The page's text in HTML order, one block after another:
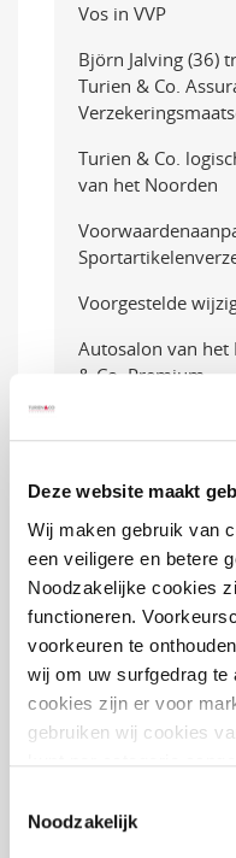
Deze website maakt
Wij maken gebruik van
een veiligere en betere
Noodzakelijke cookies
functioneren.
voorkeuren te
wij om uw surfgedrag
cookies zijn er voor
gebruiken wij cookies
Noodzakelijk
Vos in VVP
Björn Jalving (36)
Turien & Co.
Turien & Co.
van het Noorden
Voorgestelde
Autosalon van
& Co. Premium
Collega in de
van Es
Anoushka
er geen
Zomervakantie:
met deze tips van
Samenwerking
uitgebreid
Excedentverzekering